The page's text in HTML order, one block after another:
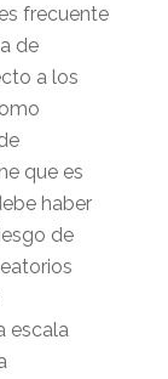
frecuente
de
a los
que es
haber
de
escala